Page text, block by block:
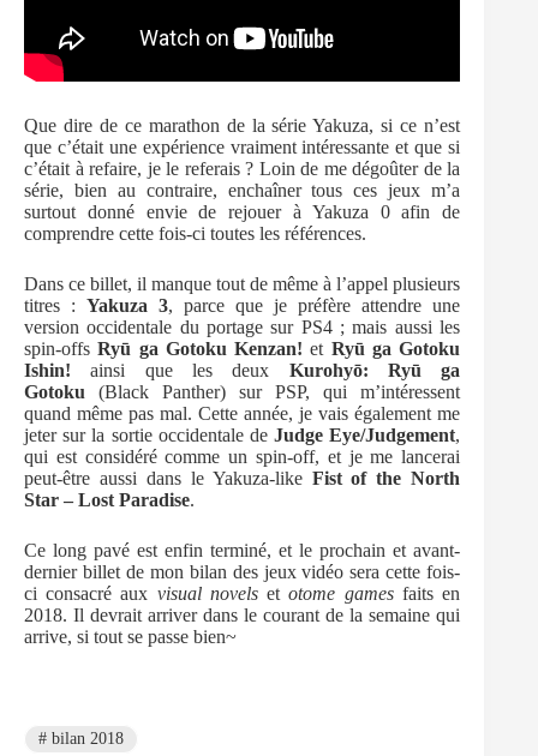
Que dire de ce marathon de la série Yakuza, si ce n’est
que c’était une expérience vraiment intéressante et que si
c’était à refaire, je le referais ? Loin de me dégoûter de la
série, bien au contraire, enchaîner tous ces jeux m’a
surtout donné envie de rejouer à Yakuza 0 afin de
comprendre cette fois-ci toutes les références.
Dans ce billet, il manque tout de même à l’appel plusieurs
titres :Yakuza 3, parce que je préfère attendre une
version occidentale du portage sur PS4 ; mais aussi les
spin-offsRyū ga Gotoku Kenzan! et Ryū ga Gotoku
Ishin!ainsi que les deux Kurohyō: Ryū ga
Gotoku (Black Panther) sur PSP, qui m’intéressent
quand même pas mal. Cette année, je vais également me
jeter sur la sortie occidentale deJudge Eye/Judgement,
qui est considéré comme un spin-off, et je me lancerai
peut-être aussi dans le Yakuza-like Fist of the North
Star – Lost Paradise.
Ce long pavé est enfin terminé, et le prochain et avant-
dernier billet de mon bilan des jeux vidéo sera cette fois-
ci consacré aux visual novelsetotome gamesfaits en
2018. Il devrait arriver dans le courant de la semaine qui
arrive, si tout se passe bien~
#bilan 2018